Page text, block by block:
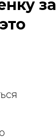
за